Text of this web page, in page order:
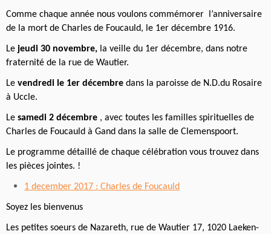
Comme chaque année nous voulons commémorer l’anniversaire
de la mort de Charles de Foucauld, le 1er décembre 1916.
Le jeudi 30 novembre, la veille du 1er décembre, dans notre
fraternité de la rue de Wautier.
Le vendredi le 1er décembre dans la paroisse de N.D.du Rosaire
à Uccle.
Le samedi 2 décembre , avec toutes les familles spirituelles de
Charles de Foucauld à Gand dans la salle de Clemenspoort.
Le programme détaillé de chaque célébration vous trouvez dans
les pièces jointes. !
1 december 2017 : Charles de Foucauld
Soyez les bienvenus
Les petites soeurs de Nazareth, rue de Wautier 17, 1020 Laeken-